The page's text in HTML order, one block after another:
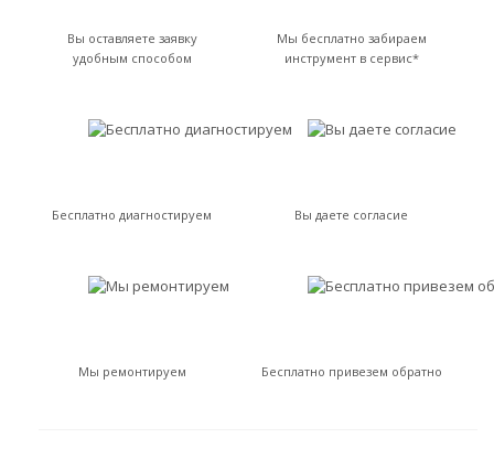
Вы оставляете заявку
удобным способом
Мы бесплатно забираем
инструмент в сервис*
Бесплатно диагностируем Вы даете согласие
Мы ремонтируем Бесплатно привезем обратно